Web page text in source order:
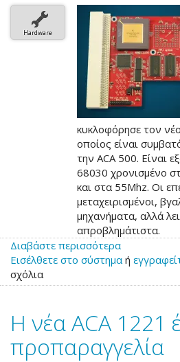
Hardware
κυκλοφόρησε τον
οποίος είναι
την ACA 500. Είναι
68030 χρονισμένο
και στα 55Mhz. Οι
μεταχειρισμένοι,
μηχανήματα, αλλά
απροβλημάτιστα.
Διαβάστε περισσότεραγια
το
την
Individual
Computers
Εισέλθετε στο σύστημαή
σχόλια
Η νέα ACA 1221
προπαραγγελία